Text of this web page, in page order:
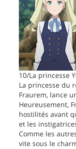
10/La princesse
La princesse du
Fraurem, lance
Heureusement,
hostilités avant
et les
Comme les
vite sous le